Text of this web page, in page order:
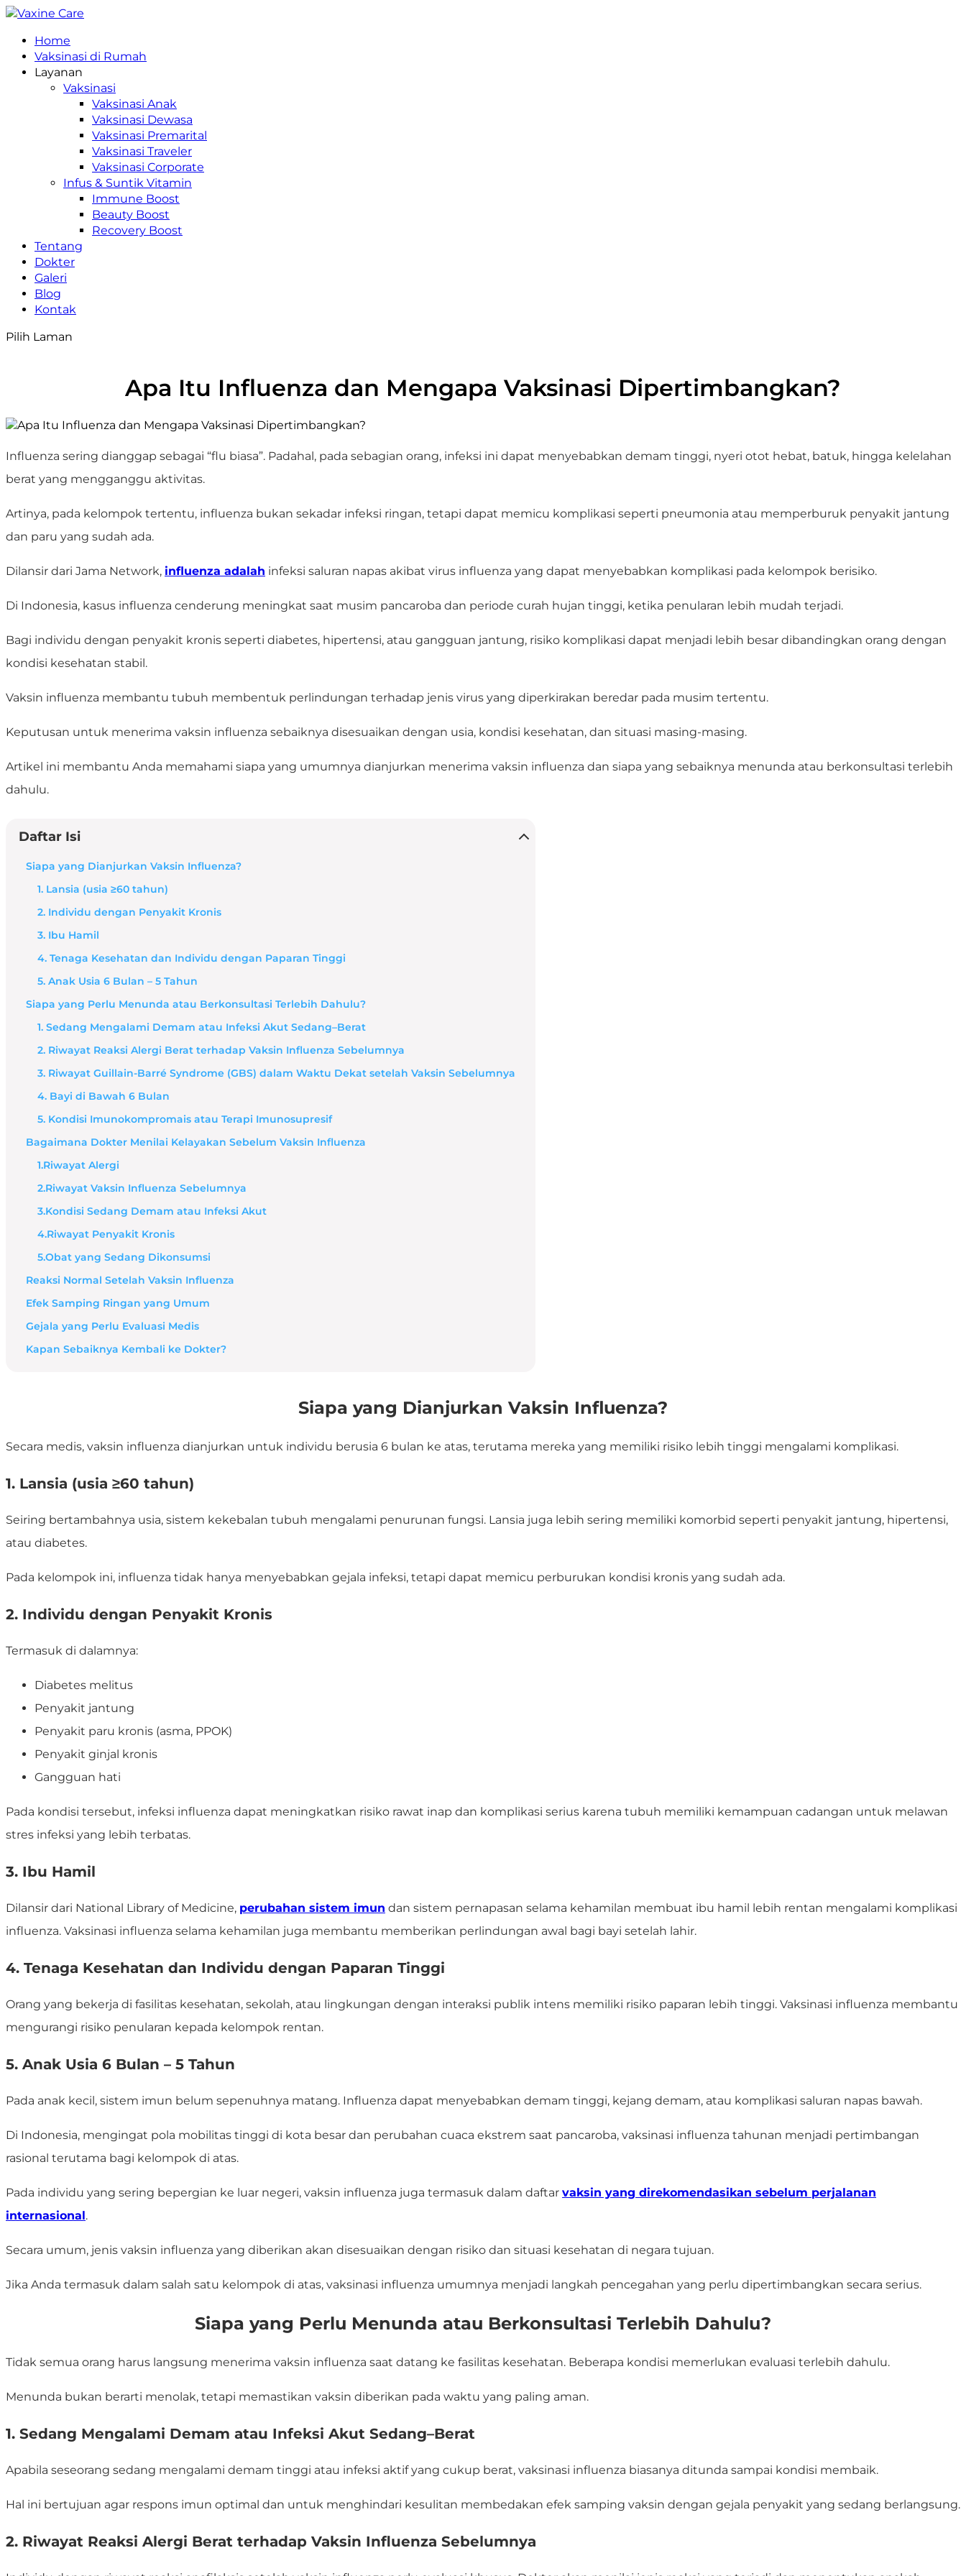
Home
Vaksinasi di Rumah
Layanan
Vaksinasi
Vaksinasi Anak
Vaksinasi Dewasa
Vaksinasi Premarital
Vaksinasi Traveler
Vaksinasi Corporate
Infus & Suntik Vitamin
Immune Boost
Beauty Boost
Recovery Boost
Tentang
Dokter
Galeri
Blog
Kontak
Pilih Laman
Apa Itu Influenza dan Mengapa Vaksinasi Dipertimbangkan?
Influenza sering dianggap sebagai “flu biasa”. Padahal, pada sebagian orang, infeksi ini dapat menyebabkan demam tinggi, nyeri otot hebat, batuk, hingga kelelahan
berat yang mengganggu aktivitas.
Artinya, pada kelompok tertentu, influenza bukan sekadar infeksi ringan, tetapi dapat memicu komplikasi seperti pneumonia atau memperburuk penyakit jantung
dan paru yang sudah ada.
Dilansir dari Jama Network, influenza adalah infeksi saluran napas akibat virus influenza yang dapat menyebabkan komplikasi pada kelompok berisiko.
Di Indonesia, kasus influenza cenderung meningkat saat musim pancaroba dan periode curah hujan tinggi, ketika penularan lebih mudah terjadi.
Bagi individu dengan penyakit kronis seperti diabetes, hipertensi, atau gangguan jantung, risiko komplikasi dapat menjadi lebih besar dibandingkan orang dengan
kondisi kesehatan stabil.
Vaksin influenza membantu tubuh membentuk perlindungan terhadap jenis virus yang diperkirakan beredar pada musim tertentu.
Keputusan untuk menerima vaksin influenza sebaiknya disesuaikan dengan usia, kondisi kesehatan, dan situasi masing-masing.
Artikel ini membantu Anda memahami siapa yang umumnya dianjurkan menerima vaksin influenza dan siapa yang sebaiknya menunda atau berkonsultasi terlebih
dahulu.
Daftar Isi
Siapa yang Dianjurkan Vaksin Influenza?
1. Lansia (usia ≥60 tahun)
2. Individu dengan Penyakit Kronis
3. Ibu Hamil
4. Tenaga Kesehatan dan Individu dengan Paparan Tinggi
5. Anak Usia 6 Bulan – 5 Tahun
Siapa yang Perlu Menunda atau Berkonsultasi Terlebih Dahulu?
1. Sedang Mengalami Demam atau Infeksi Akut Sedang–Berat
2. Riwayat Reaksi Alergi Berat terhadap Vaksin Influenza Sebelumnya
3. Riwayat Guillain-Barré Syndrome (GBS) dalam Waktu Dekat setelah Vaksin Sebelumnya
4. Bayi di Bawah 6 Bulan
5. Kondisi Imunokompromais atau Terapi Imunosupresif
Bagaimana Dokter Menilai Kelayakan Sebelum Vaksin Influenza
1.Riwayat Alergi
2.Riwayat Vaksin Influenza Sebelumnya
3.Kondisi Sedang Demam atau Infeksi Akut
4.Riwayat Penyakit Kronis
5.Obat yang Sedang Dikonsumsi
Reaksi Normal Setelah Vaksin Influenza
Efek Samping Ringan yang Umum
Gejala yang Perlu Evaluasi Medis
Kapan Sebaiknya Kembali ke Dokter?
Siapa yang Dianjurkan Vaksin Influenza?
Secara medis, vaksin influenza dianjurkan untuk individu berusia 6 bulan ke atas, terutama mereka yang memiliki risiko lebih tinggi mengalami komplikasi.
1. Lansia (usia ≥60 tahun)
Seiring bertambahnya usia, sistem kekebalan tubuh mengalami penurunan fungsi. Lansia juga lebih sering memiliki komorbid seperti penyakit jantung, hipertensi,
atau diabetes.
Pada kelompok ini, influenza tidak hanya menyebabkan gejala infeksi, tetapi dapat memicu perburukan kondisi kronis yang sudah ada.
2. Individu dengan Penyakit Kronis
Termasuk di dalamnya:
Diabetes melitus
Penyakit jantung
Penyakit paru kronis (asma, PPOK)
Penyakit ginjal kronis
Gangguan hati
Pada kondisi tersebut, infeksi influenza dapat meningkatkan risiko rawat inap dan komplikasi serius karena tubuh memiliki kemampuan cadangan untuk melawan
stres infeksi yang lebih terbatas.
3. Ibu Hamil
Dilansir dari National Library of Medicine, perubahan sistem imun dan sistem pernapasan selama kehamilan membuat ibu hamil lebih rentan mengalami komplikasi
influenza. Vaksinasi influenza selama kehamilan juga membantu memberikan perlindungan awal bagi bayi setelah lahir.
4. Tenaga Kesehatan dan Individu dengan Paparan Tinggi
Orang yang bekerja di fasilitas kesehatan, sekolah, atau lingkungan dengan interaksi publik intens memiliki risiko paparan lebih tinggi. Vaksinasi influenza membantu
mengurangi risiko penularan kepada kelompok rentan.
5. Anak Usia 6 Bulan – 5 Tahun
Pada anak kecil, sistem imun belum sepenuhnya matang. Influenza dapat menyebabkan demam tinggi, kejang demam, atau komplikasi saluran napas bawah.
Di Indonesia, mengingat pola mobilitas tinggi di kota besar dan perubahan cuaca ekstrem saat pancaroba, vaksinasi influenza tahunan menjadi pertimbangan
rasional terutama bagi kelompok di atas.
Pada individu yang sering bepergian ke luar negeri, vaksin influenza juga termasuk dalam daftar vaksin yang direkomendasikan sebelum perjalanan
internasional.
Secara umum, jenis vaksin influenza yang diberikan akan disesuaikan dengan risiko dan situasi kesehatan di negara tujuan.
Jika Anda termasuk dalam salah satu kelompok di atas, vaksinasi influenza umumnya menjadi langkah pencegahan yang perlu dipertimbangkan secara serius.
Siapa yang Perlu Menunda atau Berkonsultasi Terlebih Dahulu?
Tidak semua orang harus langsung menerima vaksin influenza saat datang ke fasilitas kesehatan. Beberapa kondisi memerlukan evaluasi terlebih dahulu.
Menunda bukan berarti menolak, tetapi memastikan vaksin diberikan pada waktu yang paling aman.
1. Sedang Mengalami Demam atau Infeksi Akut Sedang–Berat
Apabila seseorang sedang mengalami demam tinggi atau infeksi aktif yang cukup berat, vaksinasi influenza biasanya ditunda sampai kondisi membaik.
Hal ini bertujuan agar respons imun optimal dan untuk menghindari kesulitan membedakan efek samping vaksin dengan gejala penyakit yang sedang berlangsung.
2. Riwayat Reaksi Alergi Berat terhadap Vaksin Influenza Sebelumnya